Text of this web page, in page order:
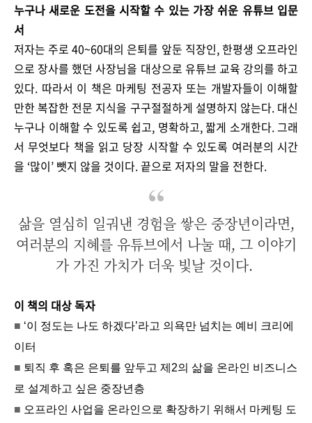
누구나 새로운 도전을 시작할 수 있는 가장 쉬운 유튜브 입문
서
저자는 주로 40~60대의 은퇴를 앞둔 직장인, 한평생 오프라인
으로 장사를 했던 사장님을 대상으로 유튜브 교육 강의를 하고
있다. 따라서 이 책은 마케팅 전공자 또는 개발자들이 이해할
만한 복잡한 전문 지식을 구구절절하게 설명하지 않는다. 대신
누구나 이해할 수 있도록 쉽고, 명확하고, 짧게 소개한다. 그래
서 무엇보다 책을 읽고 당장 시작할 수 있도록 여러분의 시간
을 ‘많이’ 뺏지 않을 것이다. 끝으로 저자의 말을 전한다.
삶을 열심히 일궈낸 경험을 쌓은 중장년이라면,
여러분의 지혜를 유튜브에서 나눌 때, 그 이야기
가 가진 가치가 더욱 빛날 것이다.
이 책의 대상 독자
■ ‘이 정도는 나도 하겠다’라고 의욕만 넘치는 예비 크리에
이터
■ 퇴직 후 혹은 은퇴를 앞두고 제2의 삶을 온라인 비즈니스
로 설계하고 싶은 중장년층
■ 오프라인 사업을 온라인으로 확장하기 위해서 마케팅 도